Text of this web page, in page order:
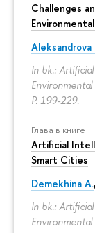
Challenges
Aleksandrova
In bk.:
P. 199-229.
Глава в книге
Artificial
Smart Cities
Demekhina A.,
In bk.: